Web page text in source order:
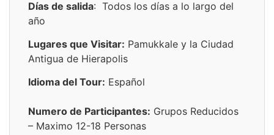
Días de salida: Todos los días a lo largo del
año
Lugares que Visitar: Pamukkale y la Ciudad
Antigua de Hierapolis
Idioma del Tour: Español
Numero de Participantes: Grupos Reducidos
– Maximo 12-18 Personas